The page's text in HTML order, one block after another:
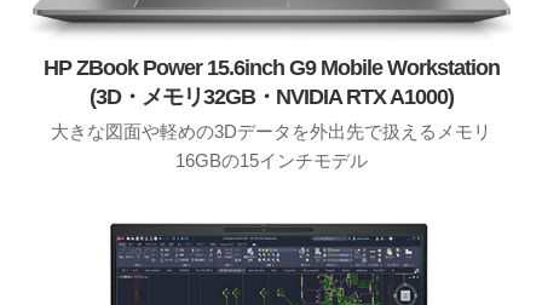
HP ZBook Power 15.6inch G9 Mobile Workstation
(3D・メモリ32GB・NVIDIA RTX A1000)
大きな図面や軽めの3Dデータを外出先で扱えるメモリ
16GBの15インチモデル